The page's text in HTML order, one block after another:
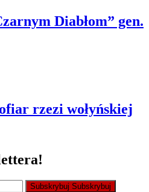
Diabłom” gen.
rzezi wołyńskiej
Subskrybuj Subskrybuj